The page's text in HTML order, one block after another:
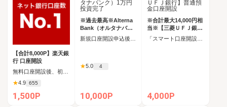
【合計8,000P】楽天銀
行 口座開設
★4.9 655
1,500P
※過去最高※Alterna
Bank（オルタナバン
ク）1万円投資完了
★5.0 4
10,000P
※合計最大14,000円相
当※【三菱ＵＦＪ銀行
】普通預金口座開設
4,000P